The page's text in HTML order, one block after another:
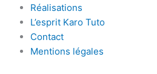
Réalisations
L’esprit Karo Tuto
Contact
Mentions légales